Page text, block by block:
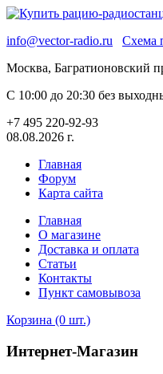
info@vector-radio.ru
Схема
Москва, Багратионовский
С 10:00 до 20:30 без
+7 495 220-92-93
08.08.2026 г.
Главная
Форум
Карта сайта
Главная
О магазине
Доставка и оплата
Статьи
Контакты
Пункт самовывоза
Корзина (0 шт.)
Интернет-Магазин